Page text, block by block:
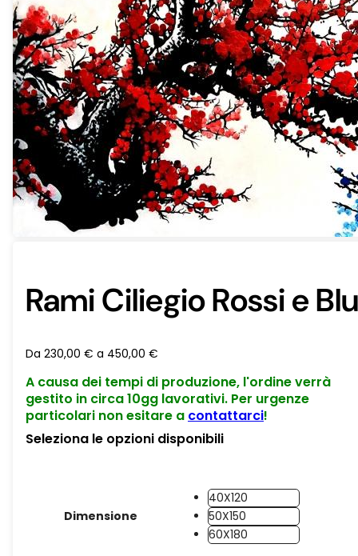
Rami Ciliegio Rossi e Blu
Da 230,00 € a 450,00 €
A causa dei tempi di produzione, l'ordine verrà
gestito in circa 10gg lavorativi. Per urgenze
particolari non esitare a contattarci!
Seleziona le opzioni disponibili
Dimensione
40X120
50X150
60X180